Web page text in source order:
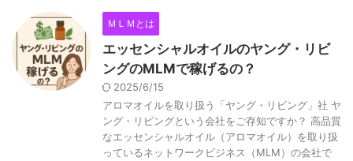
ＭＬＭとは
エッセンシャルオイルのヤング・リビ
ングのMLMで稼げるの？
2025/6/15
アロマオイルを取り扱う「ヤング・リビング」社 ヤ
ング・リビングという会社をご存知ですか？ 高品質
なエッセンシャルオイル（アロマオイル）を取り扱
っているネットワークビジネス（MLM）の会社で